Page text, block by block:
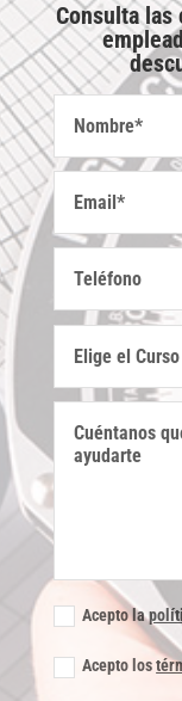
Consulta
Acepto la
Acepto los